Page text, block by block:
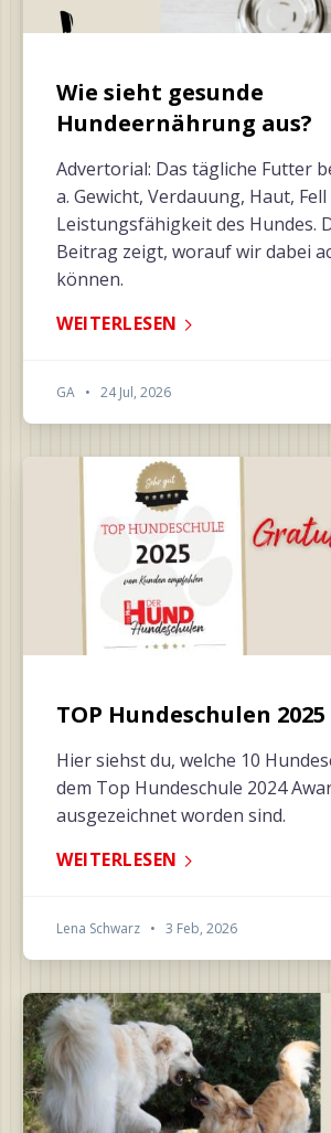
Wie sieht gesunde
Hundeernährung aus?
Advertorial: Das tägliche Futter
a. Gewicht, Verdauung, Haut,
Leistungsfähigkeit des Hundes.
Beitrag zeigt, worauf wir dabei
können.
WEITERLESEN
GA • 24 Jul, 2026
TOP Hundeschulen
Hier siehst du, welche 10
dem Top Hundeschule 2024
ausgezeichnet worden sind.
WEITERLESEN
Lena Schwarz • 3 Feb, 2026